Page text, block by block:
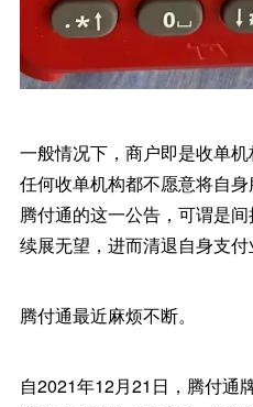
一般情况下，商户即是收单
任何收单机构都不愿意将自身
腾付通的这一公告，可谓是
续展无望，进而清退自身支付
腾付通最近麻烦不断。
自2021年12月21日，腾付通